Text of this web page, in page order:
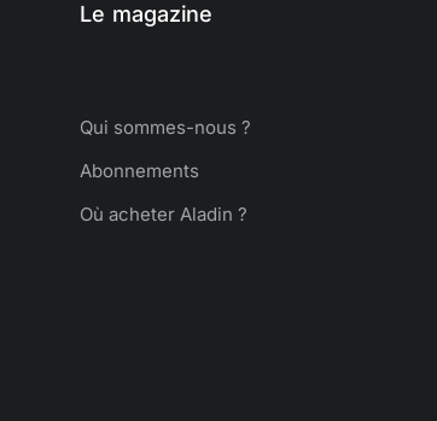
Le magazine
Qui sommes-nous ?
Abonnements
Où acheter Aladin ?